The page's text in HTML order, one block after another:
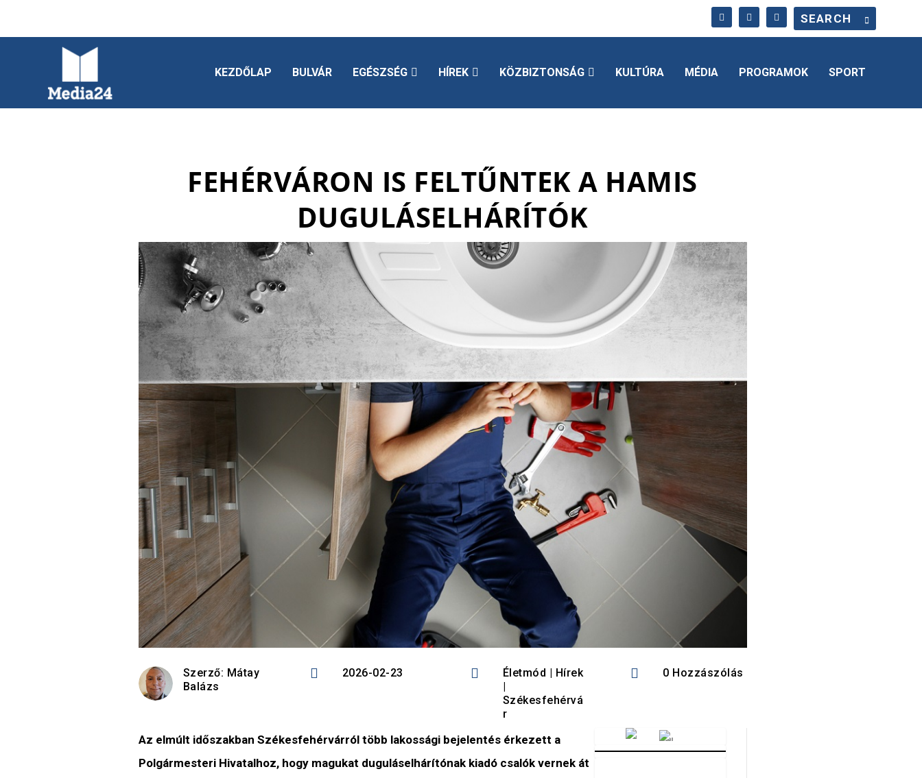
KEZDŐLAP BULVÁR EGÉSZSÉG HÍREK KÖZBIZTONSÁG KULTÚRA MÉDIA PROGRAMOK SPORT
FEHÉRVÁRON IS FELTŰNTEK A HAMIS
DUGULÁSELHÁRÍTÓK
Szerző: Mátay
Balázs
 2026-02-23  Életmód | Hírek
|
Székesfehérvá
r
 0 Hozzászólás
Az elmúlt időszakban Székesfehérvárról több lakossági bejelentés érkezett a
Polgármesteri Hivatalhoz, hogy magukat duguláselhárítónak kiadó csalók vernek át